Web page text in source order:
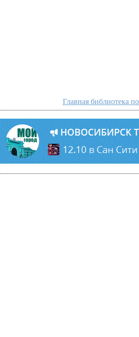
Главная библиотека